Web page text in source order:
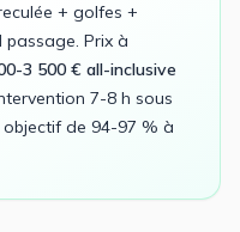
+ golfes +
passage. Prix à
3 500 € all-inclusive
7-8 h sous
de 94-97 % à